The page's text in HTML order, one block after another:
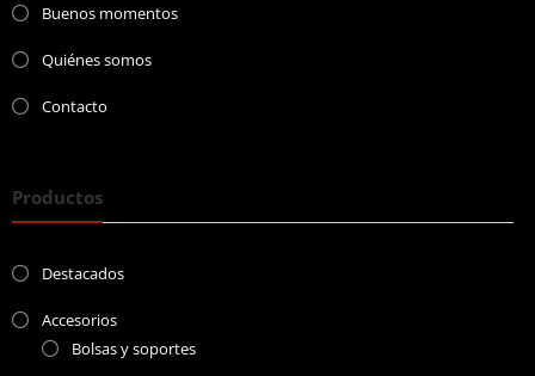
Buenos momentos
Quiénes somos
Contacto
Productos
Destacados
Accesorios
Bolsas y soportes